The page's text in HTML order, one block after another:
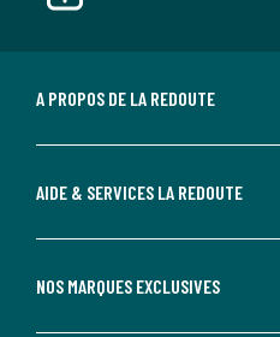
A PROPOS DE LA REDOUTE
AIDE & SERVICES LA REDOUTE
NOS MARQUES EXCLUSIVES